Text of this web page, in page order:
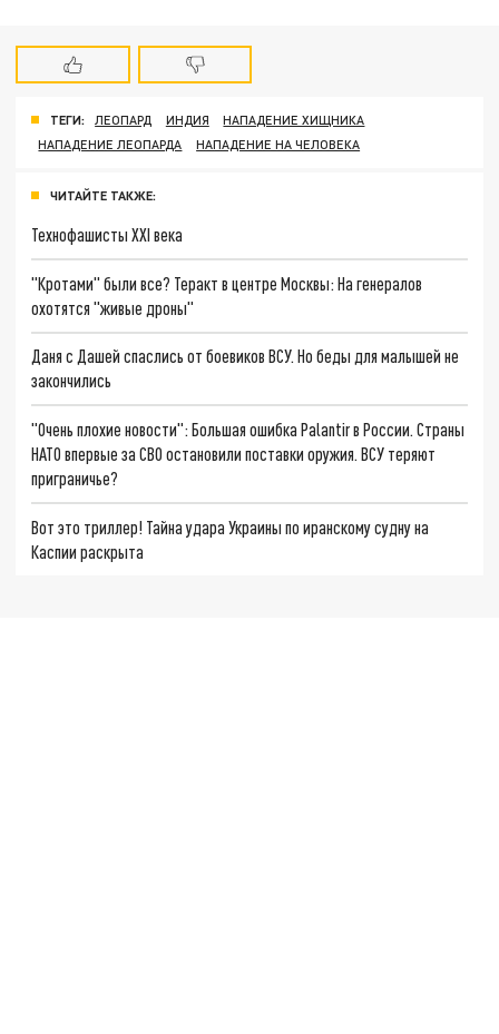
ТЕГИ: ЛЕОПАРД ИНДИЯ
НАПАДЕНИЕ ХИЩНИКА
НАПАДЕНИЕ ЛЕОПАРДА
НАПАДЕНИЕ НА ЧЕЛОВЕКА
ЧИТАЙТЕ ТАКЖЕ:
Технофашисты XXI века
"Кротами" были все? Теракт в центре Москвы: На генералов
охотятся "живые дроны"
Даня с Дашей спаслись от боевиков ВСУ. Но беды для малышей не
закончились
"Очень плохие новости": Большая ошибка Palantir в России. Страны
НАТО впервые за СВО остановили поставки оружия. ВСУ теряют
приграничье?
Вот это триллер! Тайна удара Украины по иранскому судну на
Каспии раскрыта